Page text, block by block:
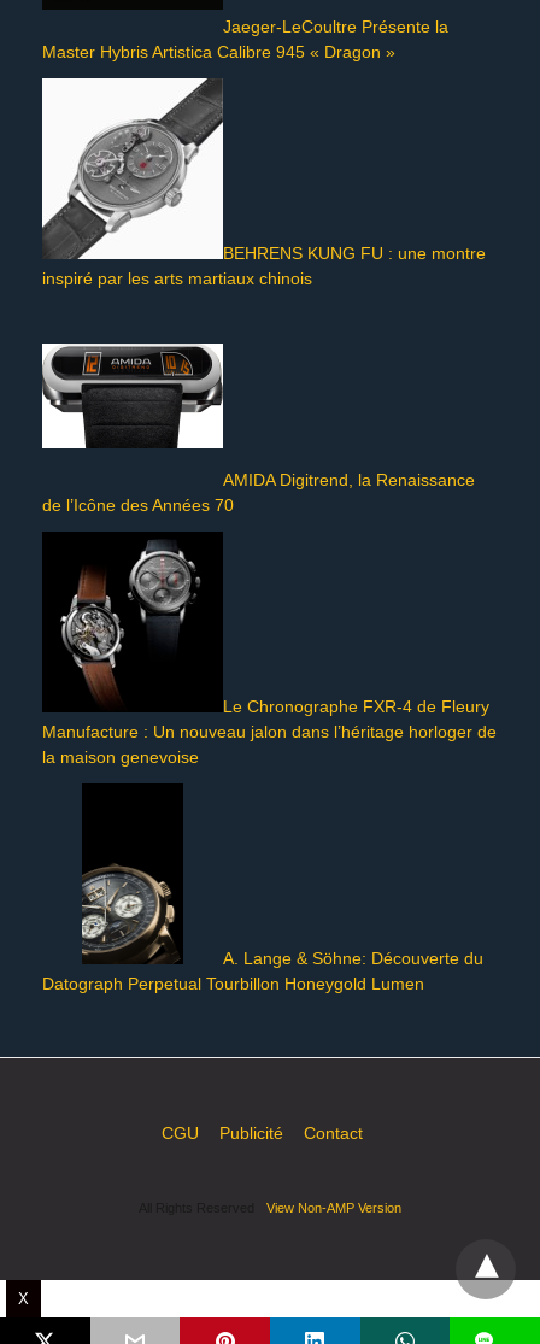
Jaeger-LeCoultre Présente la
Master Hybris Artistica Calibre 945 « Dragon »
BEHRENS KUNG FU : une montre
inspiré par les arts martiaux chinois
AMIDA Digitrend, la Renaissance
de l’Icône des Années 70
Le Chronographe FXR-4 de Fleury
Manufacture : Un nouveau jalon dans l’héritage horloger de
la maison genevoise
A. Lange & Söhne: Découverte du
Datograph Perpetual Tourbillon Honeygold Lumen
CGU Publicité Contact
View Non-AMP Version
X